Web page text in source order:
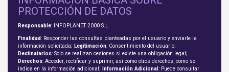
PROTECCIÓN DE DATOS
Responsable: INFOPLANET 2000 S.L
Finalidad: Responder las consultas planteadas por el usuario y enviarle la
información solicitada; Legitimación: Consentimiento del usuario;
Destinatarios: Solo se realizan cesiones si existe una obligación legal;
Derechos: Acceder, rectificar y suprimir, así como otros derechos, como se
indica en la información adicional;
Información Adicional : Puede consultar